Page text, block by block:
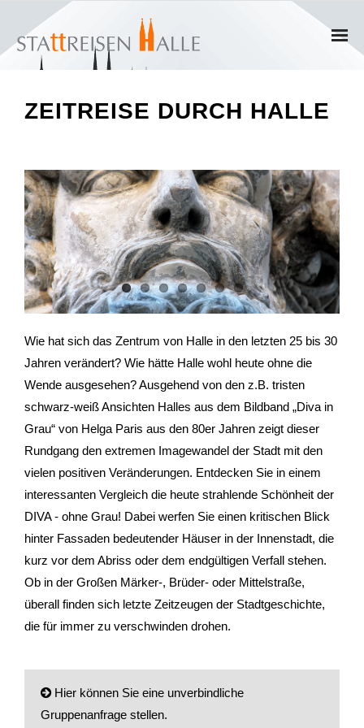
Gruppen
- Private Gruppen
- Firmengruppen
- Kinder und Jugendliche
- Erlebnisführungen & Touren
- Stadtrundfahrten
- Kinder & Schulklassen
- Polizeiruf-Touren
- Kulinarische Stadtführungen
- Stadtspiele-Outdoor Games
- Firmenangebote
- Weihnachtsangebote
ZEITREISE DURCH HALLE
Wie hat sich das Zentrum von Halle in den letzten 25 bis 30
Jahren verändert? Wie hätte Halle wohl heute ohne die
Wende ausgesehen? Ausgehend von den z.B. tristen
schwarz-weiß Ansichten Halles aus dem Bildband „Diva in
Grau“ von Helga Paris aus den 80er Jahren zeigt dieser
Rundgang den extremen Imagewandel der Stadt mit den
vielen positiven Veränderungen. Entdecken Sie in einem
interessanten Vergleich die heute strahlende Schönheit der
DIVA - ohne Grau! Dabei werfen Sie einen kritischen Blick
hinter Fassaden bedeutender Häuser in der Innenstadt, die
kurz vor dem Abriss oder dem endgültigen Verfall stehen.
Ob in der Großen Märker-, Brüder- oder Mittelstraße,
überall finden sich letzte Zeitzeugen der Stadtgeschichte,
die für immer zu verschwinden drohen.
Hier können Sie eine unverbindliche
Gruppenanfrage stellen.